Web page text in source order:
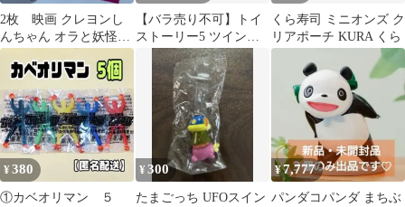
2枚 映画 クレヨンし
んちゃん オラと妖怪バ
ケーション ステッカ
ー クレしん
【バラ売り不可】トイ
ストーリー5 ツインチ
ャームにじほしキャン
ディ☆6点セット☆
くら寿司 ミニオンズ ク
リアポーチ KURA くら
¥380
①カベオリマン ５
¥300
たまごっち UFOスイン
¥7,777
パンダコパンダ まちぶ